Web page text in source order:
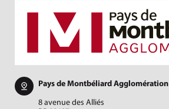
Pays de Montbéliard Agglomération
8 avenue des Alliés